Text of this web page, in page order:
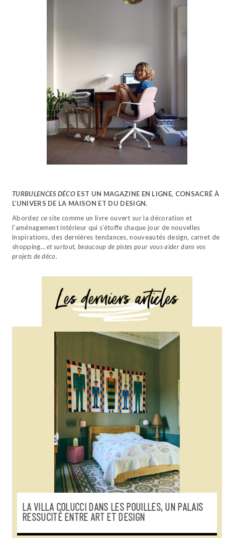
TURBULENCES DÉCO EST UN MAGAZINE EN LIGNE, CONSACRÉ À
L’UNIVERS DE LA MAISON ET DU DESIGN.
Abordez ce site comme un livre ouvert sur la décoration et
l’aménagement intérieur qui s’étoffe chaque jour de nouvelles
inspirations, des dernières tendances, nouveautés design, carnet de
shopping…et surtout, beaucoup de pistes pour vous aider dans vos
projets de déco.
LA VILLA COLUCCI DANS LES POUILLES, UN PALAIS
RESSUCITÉ ENTRE ART ET DESIGN